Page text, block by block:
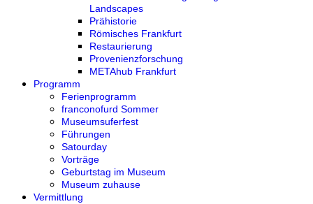
Landscapes
Prähistorie
Römisches Frankfurt
Restaurierung
Provenienzforschung
METAhub Frankfurt
Programm
Ferienprogramm
franconofurd Sommer
Museumsuferfest
Führungen
Satourday
Vorträge
Geburtstag im Museum
Museum zuhause
Vermittlung